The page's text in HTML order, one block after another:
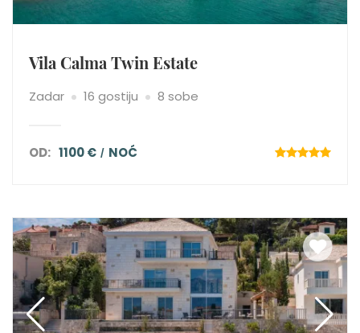
Vila Calma Twin Estate
Zadar 16 gostiju 8 sobe
OD: 1100 € NOĆ